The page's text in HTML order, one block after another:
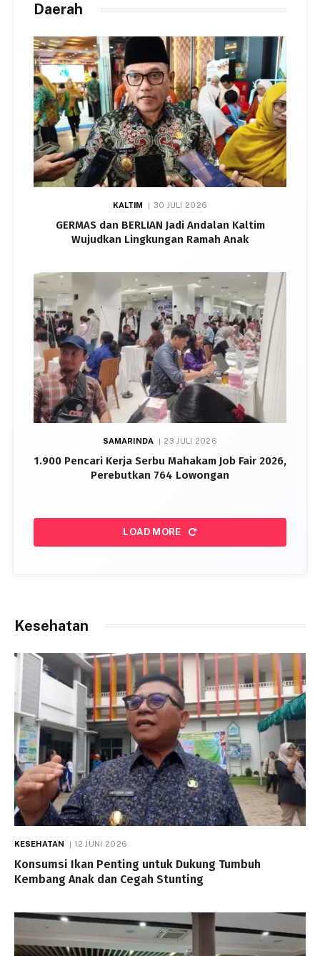
Daerah
KALTIM 30 JULI 2026
GERMAS dan BERLIAN Jadi Andalan Kaltim
Wujudkan Lingkungan Ramah Anak
SAMARINDA 23 JULI 2026
1.900 Pencari Kerja Serbu Mahakam Job Fair 2026,
Perebutkan 764 Lowongan
LOAD MORE
Kesehatan
KESEHATAN 12 JUNI 2026
Konsumsi Ikan Penting untuk Dukung Tumbuh
Kembang Anak dan Cegah Stunting